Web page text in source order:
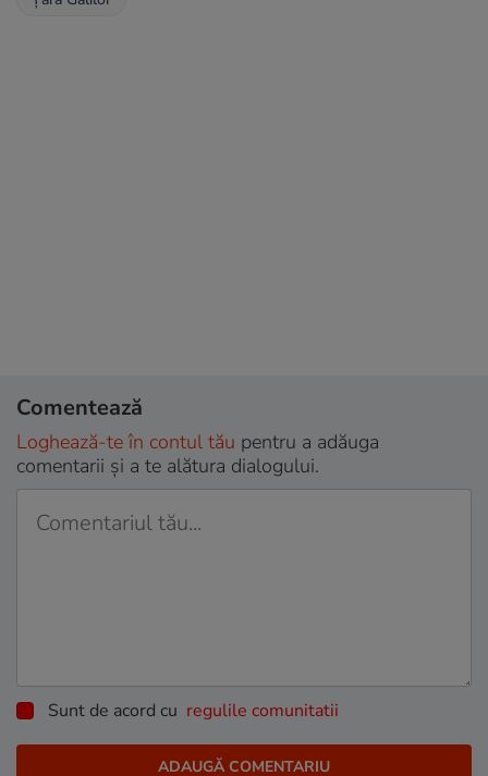
Comentează
Loghează-te în contul tău pentru a adăuga
comentarii și a te alătura dialogului.
Sunt de acord cu regulile comunitatii